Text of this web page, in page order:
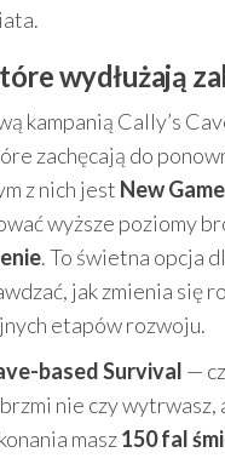
wydłużają
kampanią Cally’s
zachęcają do
z nich jest New
wyższe poziomy
. To świetna opcja
jak zmienia się
etapów rozwoju.
based Survival —
nie czy wytrwasz,
masz150 fal